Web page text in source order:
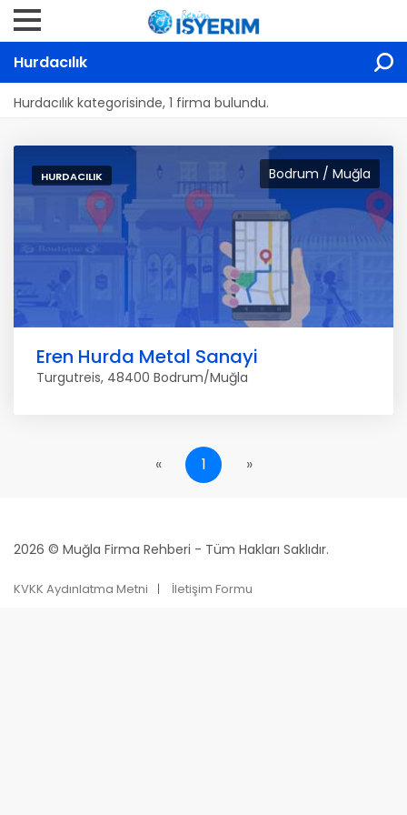
Hurdacılık
Hurdacılık kategorisinde, 1 firma bulundu.
Bodrum / Muğla
HURDACILIK
Eren Hurda Metal Sanayi
Turgutreis, 48400 Bodrum/Muğla
« 1 »
2026 © Muğla Firma Rehberi - Tüm Hakları Saklıdır.
KVKK Aydınlatma Metni İletişim Formu